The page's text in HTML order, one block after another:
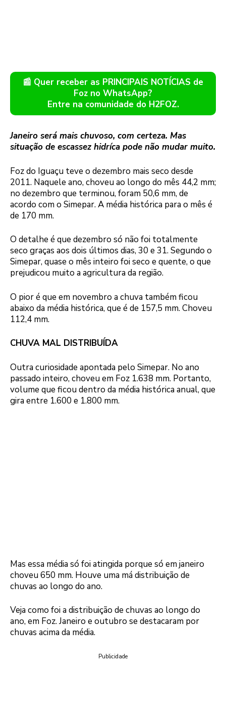
📰 Quer receber as PRINCIPAIS NOTÍCIAS de
Foz no WhatsApp?
Entre na comunidade do H2FOZ.
Janeiro será mais chuvoso, com certeza. Mas
situação de escassez hidríca pode não mudar muito.
Foz do Iguaçu teve o dezembro mais seco desde
2011. Naquele ano, choveu ao longo do mês 44,2 mm;
no dezembro que terminou, foram 50,6 mm, de
acordo com o Simepar. A média histórica para o mês é
de 170 mm.
O detalhe é que dezembro só não foi totalmente
seco graças aos dois últimos dias, 30 e 31. Segundo o
Simepar, quase o mês inteiro foi seco e quente, o que
prejudicou muito a agricultura da região.
O pior é que em novembro a chuva também ficou
abaixo da média histórica, que é de 157,5 mm. Choveu
112,4 mm.
CHUVA MAL DISTRIBUÍDA
Outra curiosidade apontada pelo Simepar. No ano
passado inteiro, choveu em Foz 1.638 mm. Portanto,
volume que ficou dentro da média histórica anual, que
gira entre 1.600 e 1.800 mm.
Mas essa média só foi atingida porque só em janeiro
choveu 650 mm. Houve uma má distribuição de
chuvas ao longo do ano.
Veja como foi a distribuição de chuvas ao longo do
ano, em Foz. Janeiro e outubro se destacaram por
chuvas acima da média.
Publicidade